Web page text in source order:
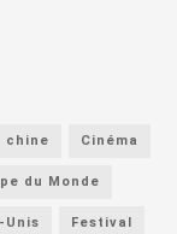
chine Cinéma
du Monde
Unis Festival